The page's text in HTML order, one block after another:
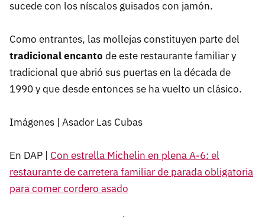
sucede con los níscalos guisados con jamón.
Como entrantes, las mollejas constituyen parte del
tradicional encanto de este restaurante familiar y
tradicional que abrió sus puertas en la década de
1990 y que desde entonces se ha vuelto un clásico.
Imágenes | Asador Las Cubas
En DAP | Con estrella Michelin en plena A-6: el
restaurante de carretera familiar de parada obligatoria
para comer cordero asado